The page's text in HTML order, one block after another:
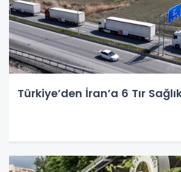
Türkiye’den İran’a 6 Tır